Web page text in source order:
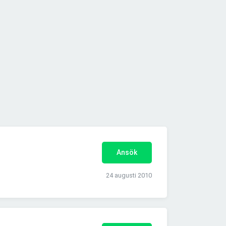
Ansök
24 augusti 2010